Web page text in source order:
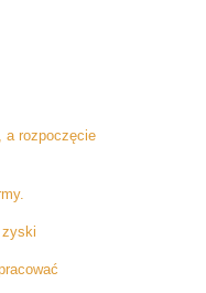
a rozpoczęcie